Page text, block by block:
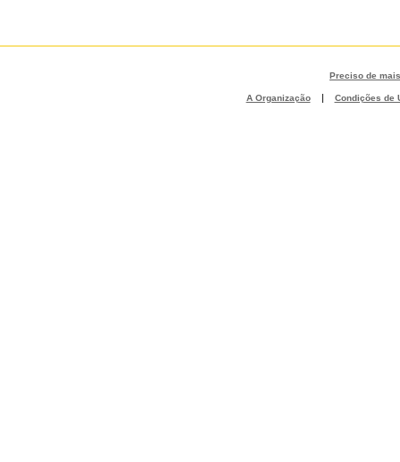
Preciso de
A Organização | Condições de